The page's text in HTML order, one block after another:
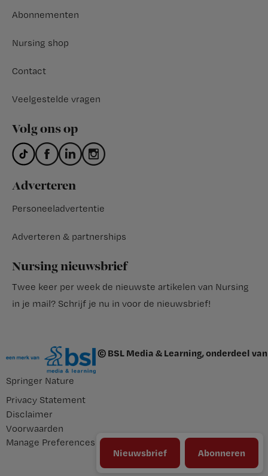
Nieuwsbrief Abonneren
Abonnementen
Nursing shop
Contact
Veelgestelde vragen
Volg ons op
Adverteren
Personeeladvertentie
Adverteren & partnerships
Nursing nieuwsbrief
Twee keer per week de nieuwste artikelen van Nursing
in je mail? Schrijf je nu in voor de nieuwsbrief!
© BSL Media & Learning, onderdeel van
Springer Nature
Privacy Statement
Disclaimer
Voorwaarden
Manage Preferences